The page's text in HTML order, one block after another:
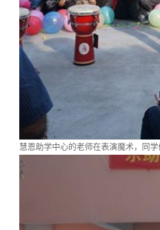
慧恩助学中心的老师在表演魔术，同